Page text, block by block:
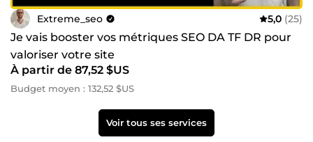
Extreme_seo 5,0 (25)
Je vais booster vos métriques SEO DA TF DR pour
valoriser votre site
À partir de 87,52 $US
Budget moyen : 132,52 $US
Voir tous ses services